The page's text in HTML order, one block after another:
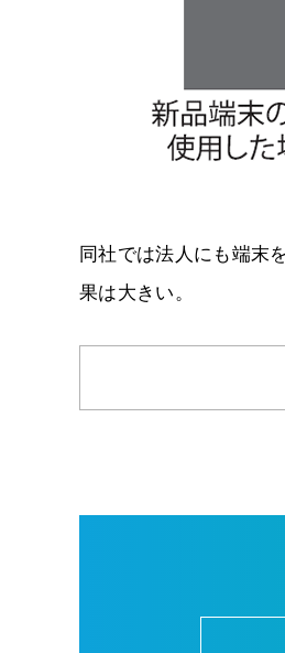
同社では法人にも端末
果は大きい。